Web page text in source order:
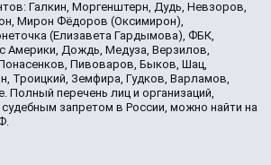
Галкин, Моргенштерн, Дудь, Невзоров,
Мирон Фёдоров (Оксимирон),
(Елизавета Гардымова), ФБК,
Америки, Дождь, Медуза, Верзилов,
Пивоваров, Быков, Шац,
Троицкий, Земфира, Гудков, Варламов,
Полный перечень лиц и организаций,
запретом в России, можно найти на